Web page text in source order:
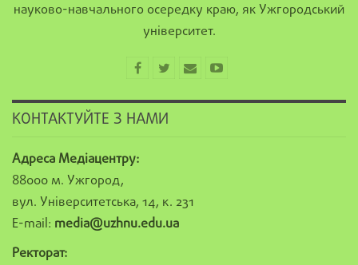
науково-навчального осередку краю, як Ужгородський
університет.
КОНТАКТУЙТЕ З НАМИ
Адреса Медіацентру:
88000 м. Ужгород,
вул. Університетська, 14, к. 231
E-mail: media@uzhnu.edu.ua
Ректорат: